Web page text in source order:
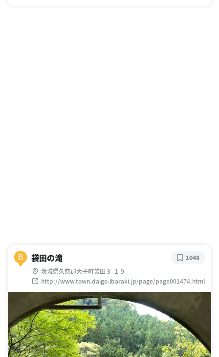
B 袋田の滝
茨城県久慈郡大子町袋田３-１９
http://www.town.daigo.ibaraki.jp/page/page001474.html
1048